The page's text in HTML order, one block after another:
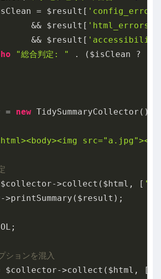
= $result[
&& $result[
'html_errors'
&& $result[
"総合判定: " . ($isClean ?
= new TidySummaryCollector();
>collect($html, [
ョンを混入
$collector->collect($html, [